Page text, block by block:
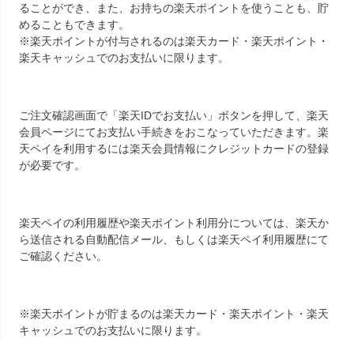
ることができ、また、お持ちの楽天ポイントを使うことも、貯
めることもできます。
※楽天ポイントが付与されるのは楽天カード・楽天ポイント・
楽天キャッシュでのお支払いに限ります。
ご注文確認画面で「楽天IDでお支払い」ボタンを押して、楽天
会員ページにてお支払い手続きをおこなっていただきます。楽
天ペイを利用するには楽天会員情報にクレジットカードの登録
が必要です。
楽天ペイの利用履歴や楽天ポイント利用分については、楽天か
ら送信される自動配信メール、もしくは楽天ペイ利用履歴にて
ご確認ください。
※楽天ポイントが貯まるのは楽天カード・楽天ポイント・楽天
キャッシュでのお支払いに限ります。